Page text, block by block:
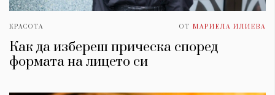
КРАСОТА ОТ МАРИЕЛА ИЛИЕВА
Как да избереш прическа според
формата на лицето си